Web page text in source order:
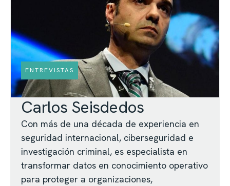
ENTREVISTAS
Carlos Seisdedos
Con más de una década de experiencia en
seguridad internacional, ciberseguridad e
investigación criminal, es especialista en
transformar datos en conocimiento operativo
para proteger a organizaciones,